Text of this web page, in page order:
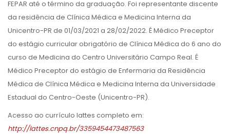
FEPAR até o término da graduação. Foi representante discente
da residência de Clínica Médica e Medicina Interna da
Unicentro-PR de 01/03/2021 a 28/02/2022. É Médico Preceptor
do estágio curricular obrigatório de Clínica Médica do 6 ano do
curso de Medicina do Centro Universitário Campo Real. É
Médico Preceptor do estágio de Enfermaria da Residência
Médica de Clínica Médica e Medicina Interna da Universidade
Estadual do Centro-Oeste (Unicentro-PR).
Acesso ao currículo lattes completo em:
http://lattes.cnpq.br/3359454473487563